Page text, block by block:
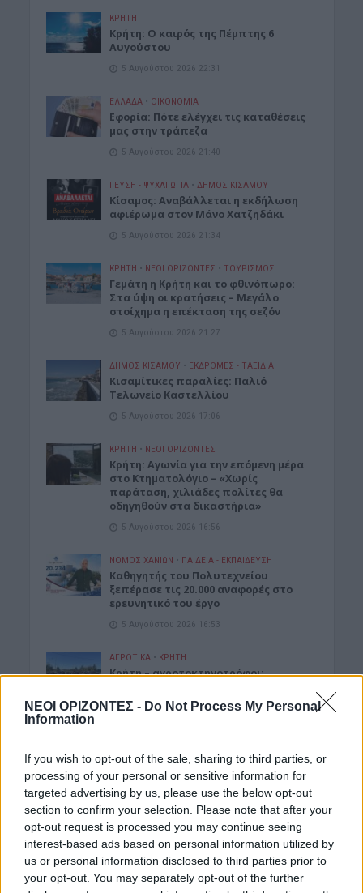
ΝΕΟΙ ΟΡΙΖΟΝΤΕΣ - Do Not Process My Personal
Information
If you wish to opt-out of the sale, sharing to third parties, or
processing of your personal or sensitive information for
targeted advertising by us, please use the below opt-out
section to confirm your selection. Please note that after your
opt-out request is processed you may continue seeing
interest-based ads based on personal information utilized by
us or personal information disclosed to third parties prior to
your opt-out. You may separately opt-out of the further
ΚΡΗΤΗ
Κρήτη: Ο καιρός της Πέμπτης 6
Αυγούστου
5 Αυγούστου 2026 22:31
ΕΛΛΑΔΑ • ΟΙΚΟΝΟΜΙΑ
Εφορία: Πότε ελέγχει τις καταθέσεις
μας στην τράπεζα
5 Αυγούστου 2026 21:40
ΓΕΎΣΗ - ΨΥΧΑΓΩΓΊΑ • ΔΉΜΟΣ ΚΙΣΆΜΟΥ
Κίσαμος: Αναβάλλεται η εκδήλωση
αφιέρωμα στον Μάνο Χατζηδάκι
5 Αυγούστου 2026 21:34
ΚΡΗΤΗ • ΝΕΟΙ ΟΡΙΖΟΝΤΕΣ • ΤΟΥΡΙΣΜΟΣ
Γεμάτη η Κρήτη και το φθινόπωρο:
Στα ύψη οι κρατήσεις – Μεγάλο
στοίχημα η επέκταση της σεζόν
5 Αυγούστου 2026 21:27
ΔΉΜΟΣ ΚΙΣΆΜΟΥ • ΕΚΔΡΟΜΈΣ - ΤΑΞΊΔΙΑ
Kισαμίτικες παραλίες: Παλιό
Τελωνείο Καστελλίου
5 Αυγούστου 2026 17:06
ΚΡΗΤΗ • ΝΕΟΙ ΟΡΙΖΟΝΤΕΣ
Kρήτη: Αγωνία για την επόμενη μέρα
στο Κτηματολόγιο – «Χωρίς
παράταση, χιλιάδες πολίτες θα
οδηγηθούν στα δικαστήρια»
5 Αυγούστου 2026 16:56
ΝΟΜΌΣ ΧΑΝΊΩΝ • ΠΑΙΔΕΙΑ - ΕΚΠΑΙΔΕΥΣΗ
Καθηγητής του Πολυτεχνείου
ξεπέρασε τις 20.000 αναφορές στο
ερευνητικό του έργο
5 Αυγούστου 2026 16:53
ΑΓΡΟΤΙΚΑ • ΚΡΗΤΗ
Κρήτη – αγροτοκτηνοτρόφοι:
Έρχονται αντιδράσεις
ΚΡΗΤΗ • ΝΕΟΙ ΟΡΙΖΟΝΤΕΣ
Κρήτη: Τραγικές ελλείψεις στα
φαρμακεία – Λείπουν ακόμη και
κολλύρια
ΚΡΗΤΗ • ΝΕΟΙ ΟΡΙΖΟΝΤΕΣ
Κρήτη: Πάνω από 10.500 αφίξεις
μεταναστών από την αρχή του έτους